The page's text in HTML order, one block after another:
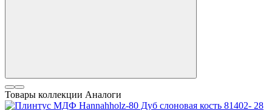
Товары коллекции Аналоги